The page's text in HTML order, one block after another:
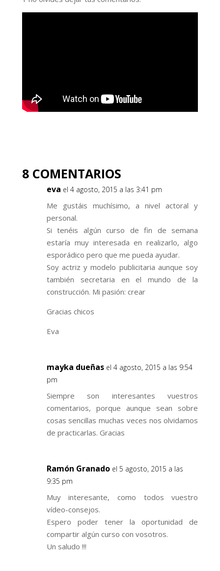
8 COMENTARIOS
eva el 4 agosto, 2015 a las 3:41 pm
Me gustáis muchísimo, a nivel actoral y
personal.
Si tenéis algún curso de fin de semana
estaría muy interesada en realizarlo, algo
esporádico pero que me pueda ayudar.
Soy actriz y modelo publicitaria aunque soy
también secretaria en el mundo de la
construcción. Mi pasión: crear
Gracias chicos
Eva
mayka dueñas el 4 agosto, 2015 a las 9:54
pm
Siempre son interesantes vuestros
comentarios, porque aunque sean sobre
cosas sencillas muchas veces nos olvidamos
de practicarlas. Gracias
Ramón Granado el 5 agosto, 2015 a las
9:35 pm
Muy interesante, como todos vuestro
vídeo-consejos.
Espero poder tener la oportunidad de
compartir algún curso con vosotros.
Un saludo !!!